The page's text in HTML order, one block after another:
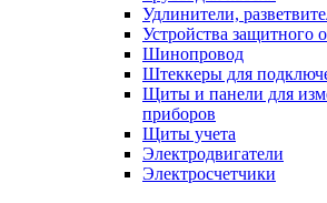
Удлинители,
Устройства защитного
Шинопровод
Штеккеры для
Щиты и панели для
приборов
Щиты учета
Электродвигатели
Электросчетчики